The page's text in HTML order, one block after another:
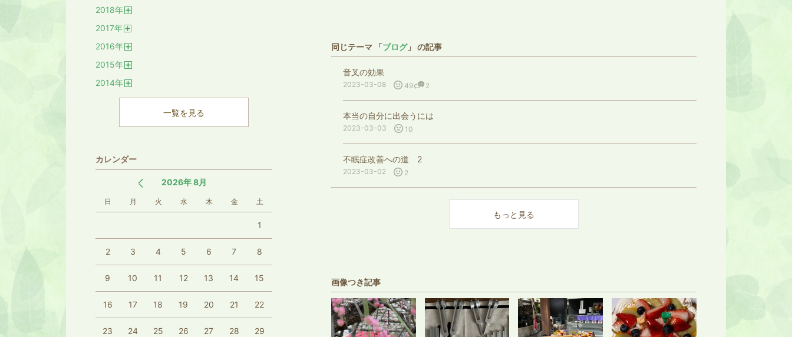
同じテーマ 「ブログ」 の記事
音叉の効果
2023-03-08 49 2
本当の自分に出会うには
2023-03-03 10
不眠症改善への道 2
2023-03-02 2
もっと見る
画像つき記事
2018年
2017年
2016年
2015年
2014年
一覧を見る
カレンダー
2026年 8月
日 月 火 水 木 金 土
1
2 3 4 5 6 7 8
9 10 11 12 13 14 15
16 17 18 19 20 21 22
23 24 25 26 27 28 29